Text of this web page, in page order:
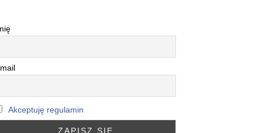
Akceptuję regulamin